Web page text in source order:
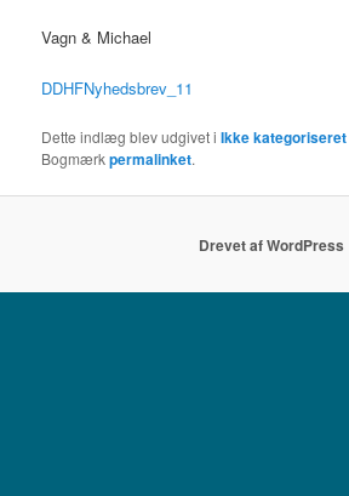
Vagn & Michael
DDHFNyhedsbrev_11
Dette indlæg blev udgivet iIkke kategoriseret
Bogmærkpermalinket.
Drevet af WordPress